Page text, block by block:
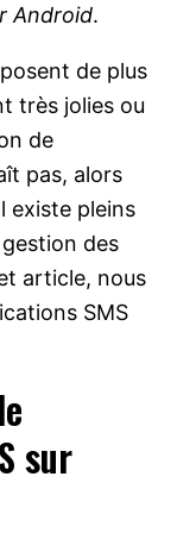
Android.
de plus
très jolies ou
de
pas, alors
existe pleins
des
article, nous
SMS
sur